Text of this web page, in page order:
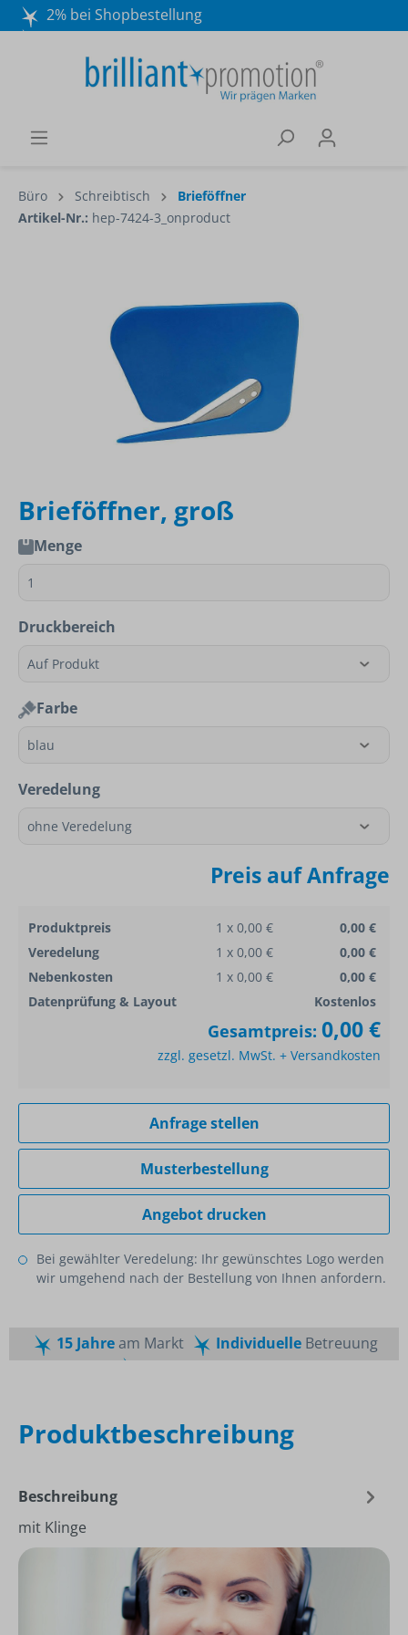
2% bei Shopbestellung
Wir beraten Sie gerne:
040 / 570 18 25 70
Büro Schreibtisch
Brieföffner
Artikel-Nr.: hep-7424-3_onproduct
Brieföffner, groß
Menge
Druckbereich
Farbe
Veredelung
Preis auf Anfrage
Produktpreis 1 x 0,00 €
0,00 €
Veredelung
1 x 0,00 €
0,00 €
Nebenkosten
1 x 0,00 €
0,00 €
Datenprüfung & Layout
Kostenlos
Gesamtpreis: 0,00 €
zzgl. gesetzl. MwSt. + Versandkosten
Anfrage stellen
Musterbestellung
Angebot drucken
Bei gewählter Veredelung: Ihr gewünschtes Logo werden
wir umgehend nach der Bestellung von Ihnen anfordern.
15 Jahream Markt IndividuelleBetreuung
Produktbeschreibung
Beschreibung
mit Klinge